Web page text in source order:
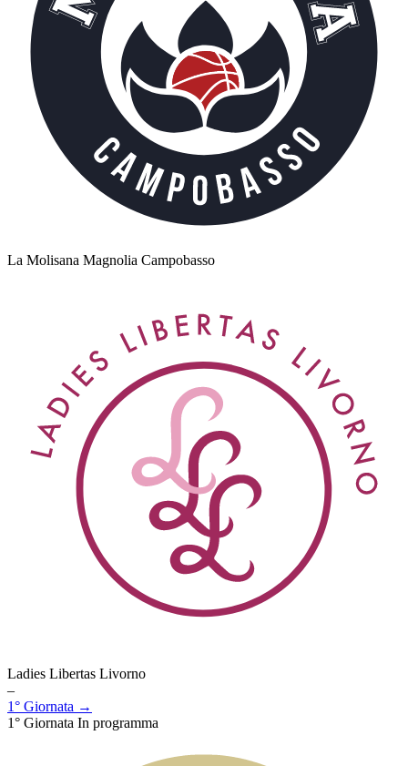
La Molisana Magnolia Campobasso
Ladies Libertas Livorno
–
1° Giornata →
1° Giornata In programma